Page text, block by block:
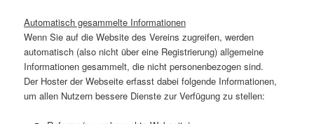
Automatisch gesammelte Informationen
Wenn Sie auf die Website des Vereins zugreifen, werden
automatisch (also nicht über eine Registrierung) allgemeine
Informationen gesammelt, die nicht personenbezogen sind.
Der Hoster der Webseite erfasst dabei folgende Informationen,
um allen Nutzern bessere Dienste zur Verfügung zu stellen: